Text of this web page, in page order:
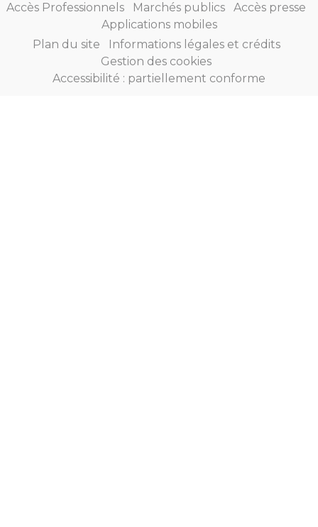
Accès Professionnels Marchés publics
Accès presse
Applications mobiles
Plan du site
Informations légales et crédits
Gestion des cookies
Accessibilité : partiellement conforme